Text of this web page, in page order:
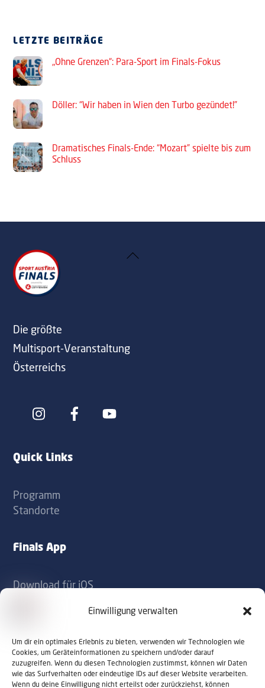
Einwilligung verwalten
Um dir ein optimales Erlebnis zu bieten, verwenden wir Technologien wie
Cookies, um Geräteinformationen zu speichern und/oder darauf
zuzugreifen. Wenn du diesen Technologien zustimmst, können wir Daten
wie das Surfverhalten oder eindeutige IDs auf dieser Website verarbeiten.
Wenn du deine Einwilligung nicht erteilst oder zurückziehst, können
LETZTE BEITRÄGE
„Ohne Grenzen“: Para-Sport im Finals-Fokus
Döller: “Wir haben in Wien den Turbo gezündet!”
Dramatisches Finals-Ende: “Mozart” spielte bis zum
Schluss
Back
Die größte
Multisport-Veranstaltung
Österreichs
Icon
Icon
Quick Links
Programm
Standorte
Finals App
Download für iOS
Kontakt
office@sportaustriafinals.at